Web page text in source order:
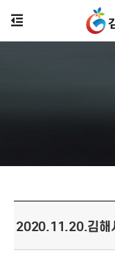
2020.11.20.김해